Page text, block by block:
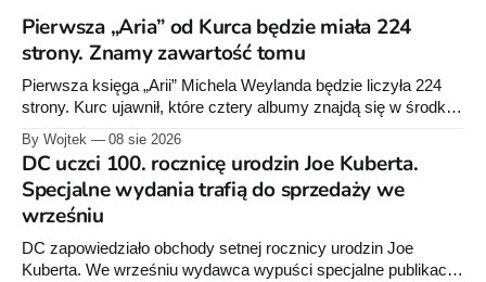
Pierwsza „Aria” od Kurca będzie miała 224
strony. Znamy zawartość tomu
Pierwsza księga „Arii” Michela Weylanda będzie liczyła 224
strony. Kurc ujawnił, które cztery albumy znajdą się w środku i
By Wojtek 08 sie 2026
DC uczci 100. rocznicę urodzin Joe Kuberta.
Specjalne wydania trafią do sprzedaży we
wrześniu
DC zapowiedziało obchody setnej rocznicy urodzin Joe
Kuberta. We wrześniu wydawca wypuści specjalne publikacje